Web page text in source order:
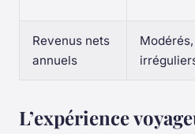
Revenus nets
annuels
Modérés,
L’expérience